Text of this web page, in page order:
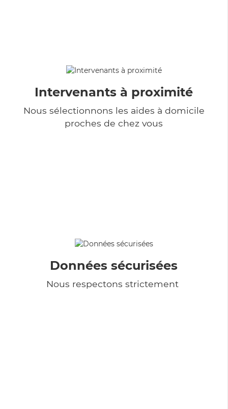
Intervenants à proximité
Nous sélectionnons les aides à domicile
proches de chez vous
Données sécurisées
Nous respectons strictement